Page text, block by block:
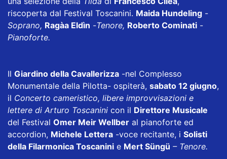
riscoperta dal Festival Toscanini. Maida Hundeling -
Soprano, Ragàa Eldìn -Tenore, Roberto Cominati -
Pianoforte.
Il Giardino della Cavallerizza -nel Complesso
Monumentale della Pilotta- ospiterà, sabato 12 giugno,
il Concerto cameristico, libere improvvisazioni e
lettere di Arturo Toscanini con il Direttore Musicale
del Festival Omer Meir Wellber al pianoforte ed
accordion, Michele Lettera -voce recitante, i Solisti
della Filarmonica Toscanini e Mert Süngü – Tenore.